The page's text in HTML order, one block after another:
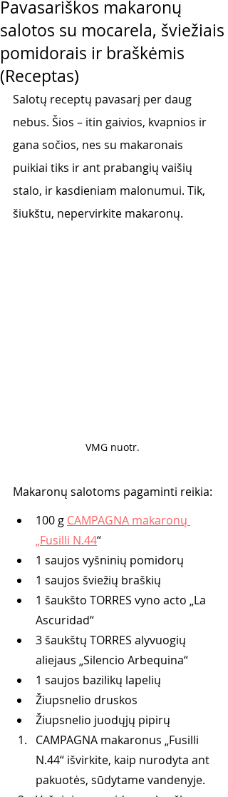
Pavasariškos makaronų
salotos su mocarela, šviežiais
pomidorais ir braškėmis
(Receptas)
Salotų receptų pavasarį per daug
nebus. Šios – itin gaivios, kvapnios ir
gana sočios, nes su makaronais
puikiai tiks ir ant prabangių vaišių
stalo, ir kasdieniam malonumui. Tik,
šiukštu, nepervirkite makaronų.
VMG nuotr.
Makaronų salotoms pagaminti reikia:
100 g CAMPAGNA makaronų
„Fusilli N.44“
1 saujos vyšninių pomidorų
1 saujos šviežių braškių
1 šaukšto TORRES vyno acto „La
Ascuridad“
3 šaukštų TORRES alyvuogių
aliejaus „Silencio Arbequina“
1 saujos bazilikų lapelių
Žiupsnelio druskos
Žiupsnelio juodųjų pipirų
CAMPAGNA makaronus „Fusilli
N.44“ išvirkite, kaip nurodyta ant
pakuotės, sūdytame vandenyje.